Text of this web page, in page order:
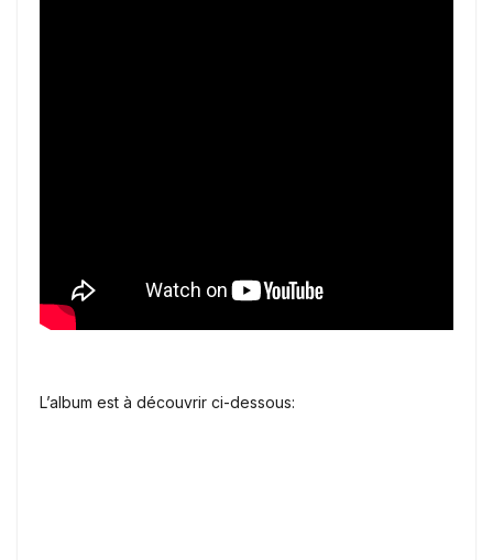
L’album est à découvrir ci-dessous: